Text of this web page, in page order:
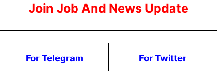
Join Job And News Update
For Telegram For Twitter